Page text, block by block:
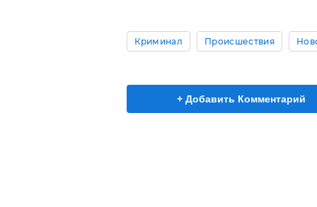
Криминал Происшествия
+ Добавить Комментарий